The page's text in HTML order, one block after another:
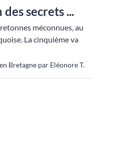
secrets ...
méconnues, au
La cinquième va
Bretagne par Eléonore T.